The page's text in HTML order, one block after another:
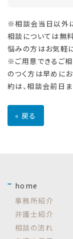
※相談会当日以外
相談については無
悩みの方はお気軽
※ご用意できるご
のつく方は早めに
約は、相談会前日ま
« 戻る
home
事務所紹介
弁護士紹介
相談の流れ